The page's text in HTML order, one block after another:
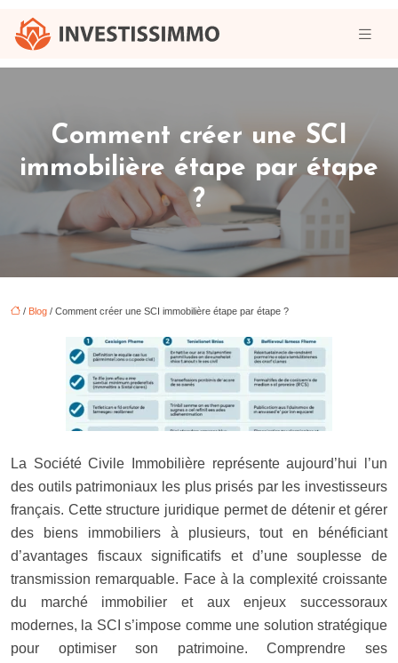
Comment créer une SCI
immobilière étape par étape
?
/ Blog / Comment créer une SCI immobilière étape par étape ?
La Société Civile Immobilière représente aujourd’hui l’un
des outils patrimoniaux les plus prisés par les investisseurs
français. Cette structure juridique permet de détenir et gérer
des biens immobiliers à plusieurs, tout en bénéficiant
d’avantages fiscaux significatifs et d’une souplesse de
transmission remarquable. Face à la complexité croissante
du marché immobilier et aux enjeux successoraux
modernes, la SCI s’impose comme une solution stratégique
pour optimiser son patrimoine. Comprendre ses